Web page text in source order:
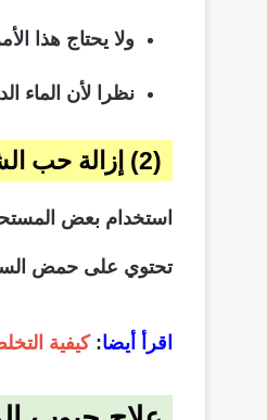
ولا يحتاج هذا
نظرا لأن الماء
(2) إزالة حب الشباب بالأدوية في أسرع وقت.
استخدام بعض
تحتوي على حمض
اقرأ أيضا:كيفية